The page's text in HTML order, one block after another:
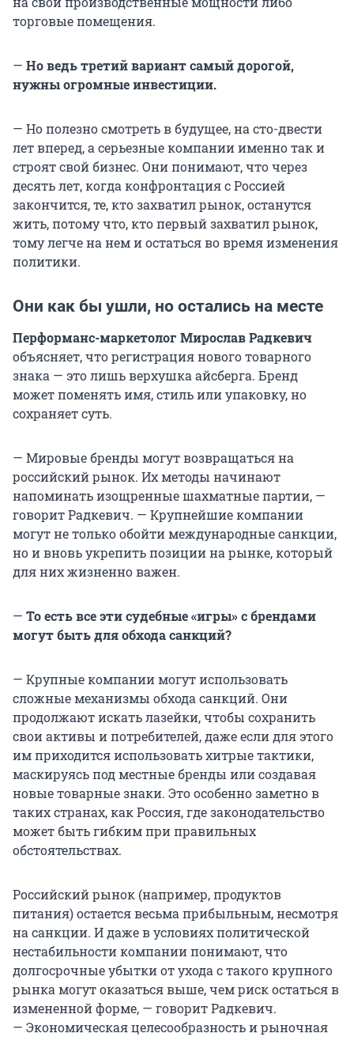
торговые помещения.
— Но ведь третий вариант самый дорогой,
нужны огромные инвестиции.
— Но полезно смотреть в будущее, на сто-двести
лет вперед, а серьезные компании именно так и
строят свой бизнес. Они понимают, что через
десять лет, когда конфронтация с Россией
закончится, те, кто захватил рынок, останутся
жить, потому что, кто первый захватил рынок,
тому легче на нем и остаться во время изменения
политики.
Они как бы ушли, но остались на месте
Перформанс-маркетолог Мирослав Радкевич
объясняет, что регистрация нового товарного
знака — это лишь верхушка айсберга. Бренд
может поменять имя, стиль или упаковку, но
сохраняет суть.
— Мировые бренды могут возвращаться на
российский рынок. Их методы начинают
напоминать изощренные шахматные партии, —
говорит Радкевич. — Крупнейшие компании
могут не только обойти международные санкции,
но и вновь укрепить позиции на рынке, который
для них жизненно важен.
— То есть все эти судебные «игры» с брендами
могут быть для обхода санкций?
— Крупные компании могут использовать
сложные механизмы обхода санкций. Они
продолжают искать лазейки, чтобы сохранить
свои активы и потребителей, даже если для этого
им приходится использовать хитрые тактики,
маскируясь под местные бренды или создавая
новые товарные знаки. Это особенно заметно в
таких странах, как Россия, где законодательство
может быть гибким при правильных
обстоятельствах.
Российский рынок (например, продуктов
питания) остается весьма прибыльным, несмотря
на санкции. И даже в условиях политической
нестабильности компании понимают, что
долгосрочные убытки от ухода с такого крупного
рынка могут оказаться выше, чем риск остаться в
измененной форме, — говорит Радкевич.
— Экономическая целесообразность и рыночная